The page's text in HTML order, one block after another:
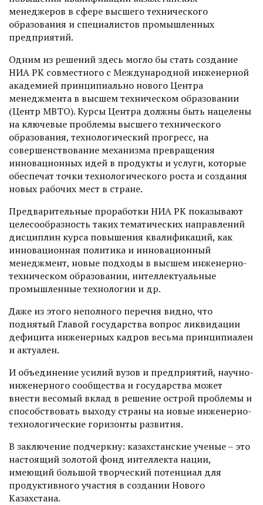
менеджеров в сфере высшего технического
образования и специалистов промышленных
предприятий.
Одним из решений здесь могло бы стать создание
НИА РК совместного с Международной инженерной
академией принципиально нового Центра
менеджмента в высшем техническом образовании
(Центр МВТО). Курсы Центра должны быть нацелены
на ключевые проблемы высшего технического
образования, технологический прогресс, на
совершенствование механизма превращения
инновационных идей в продукты и услуги, которые
обеспечат точки технологического роста и создания
новых рабочих мест в стране.
Предварительные проработки НИА РК показывают
целесообразность таких тематических направлений
дисциплин курса повышения квалификаций, как
инновационная политика и инновационный
менеджмент, новые подходы в высшем инженерно-
техническом образовании, интеллектуальные
промышленные технологии и др.
Даже из этого неполного перечня видно, что
поднятый Главой государства вопрос ликвидации
дефицита инженерных кадров весьма принципиален
и актуален.
И объединение усилий вузов и предприятий, научно-
инженерного сообщества и государства может
внести весомый вклад в решение острой проблемы и
способствовать выходу страны на новые инженерно-
технологические горизонты развития.
В заключение подчеркну: казахстанские ученые – это
настоящий золотой фонд интеллекта нации,
имеющий большой творческий потенциал для
продуктивного участия в создании Нового
Казахстана.